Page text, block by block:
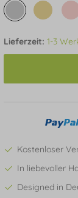
Lieferzeit: 1-3
Kostenloser
In liebevoller
Designed in